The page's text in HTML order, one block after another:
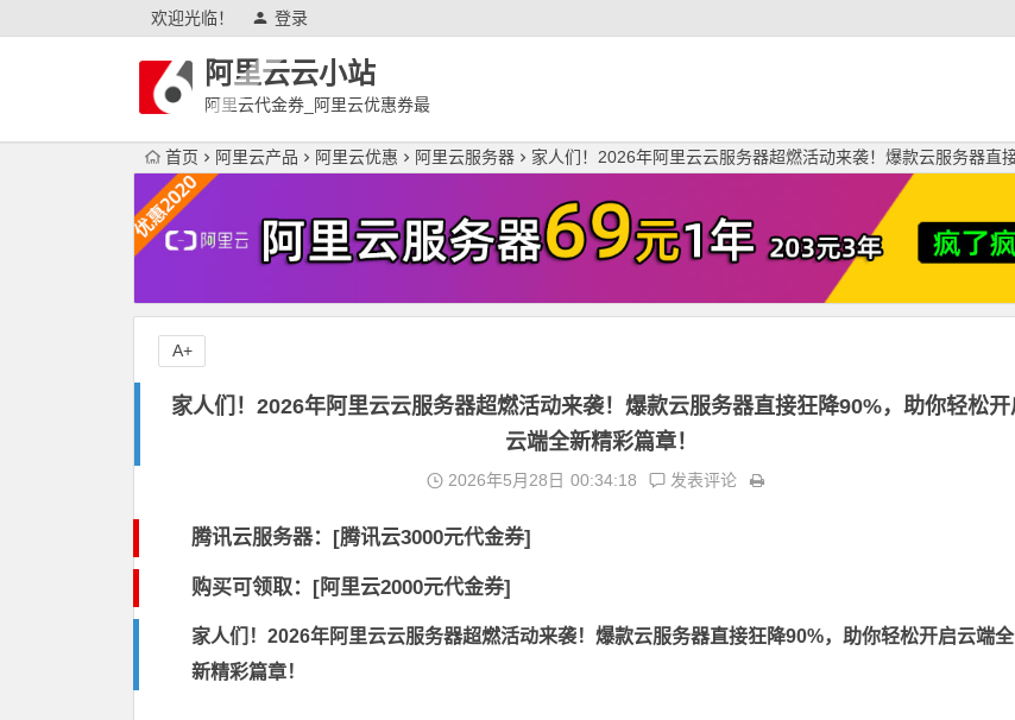
欢迎光临！ 登录
阿里云云小站
阿里云代金券_阿里云优惠券最
首页 阿里云产品 阿里云优惠 阿里云服务器 家人们！2026年阿里云云服务器超燃活动来袭！爆款云服务器直
家人们！2026年阿里云云服务器超燃活动来袭！爆款云服务器直接狂降90%，助你轻松开
云端全新精彩篇章！
2026年5月28日 00:34:18 发表评论
腾讯云服务器：[腾讯云3000元代金券]
购买可领取：[阿里云2000元代金券]
家人们！2026年阿里云云服务器超燃活动来袭！爆款云服务器直接狂降90%，助你轻松开启云端全
新精彩篇章！
A+